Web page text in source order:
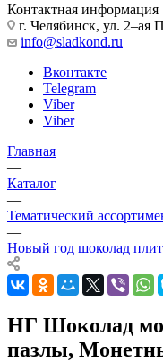
Контактная информация
г. Челябинск, ул. 2–ая
info@sladkond.ru
Вконтакте
Telegram
Viber
Viber
Главная
—
Каталог
—
Тематический
—
Новый год шоколад
НГ Шоколад
пазлы,